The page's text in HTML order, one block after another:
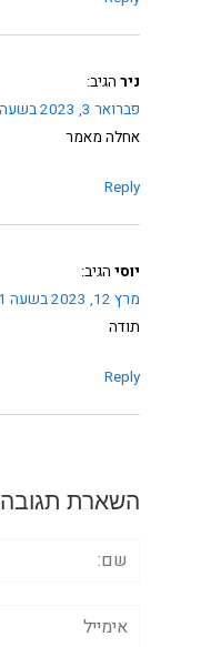
ניר הגיב:
פברואר 3, 2023 בשעה 9:10 am
אחלה מאמר
Reply
יוסי הגיב:
מרץ 12, 2023 בשעה 8:51 pm
תודה
Reply
השארת תגובה